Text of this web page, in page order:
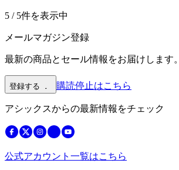
5 / 5件を表示中
メールマガジン登録
最新の商品とセール情報をお届けします。
登録する 購読停止はこちら
アシックスからの最新情報をチェック
公式アカウント一覧はこちら